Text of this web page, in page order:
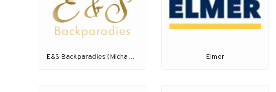
E&S Backparadies (Michael Scholl) Elmer